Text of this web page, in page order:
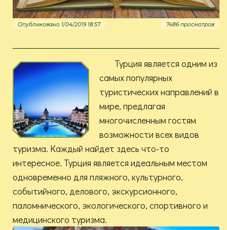
Опубликовано 1/04/2019 18:57 7486 просмотров
Турция является одним из
самых популярных
туристических направлений в
мире, предлагая
многочисленным гостям
возможности всех видов
туризма. Каждый найдет здесь что-то
интересное. Турция является идеальным местом
одновременно для пляжного, культурного,
событийного, делового, экскурсионного,
паломнического, экологического, спортивного и
медицинского туризма.